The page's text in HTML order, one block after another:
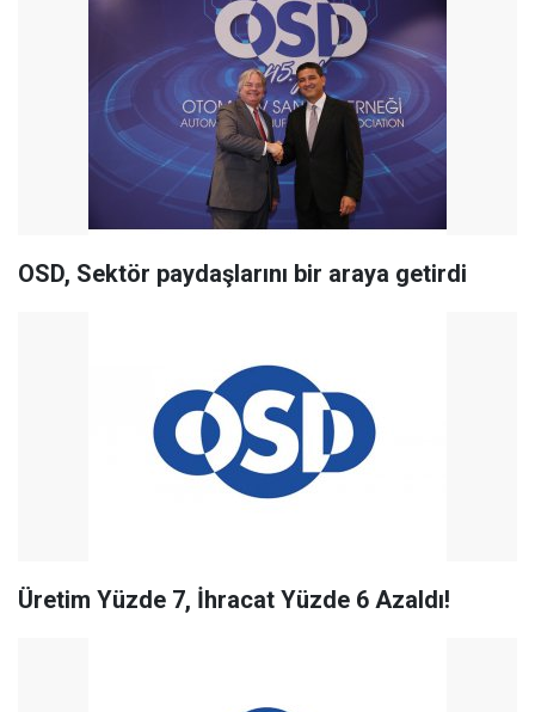
OSD, Sektör paydaşlarını bir araya getirdi
Üretim Yüzde 7, İhracat Yüzde 6 Azaldı!